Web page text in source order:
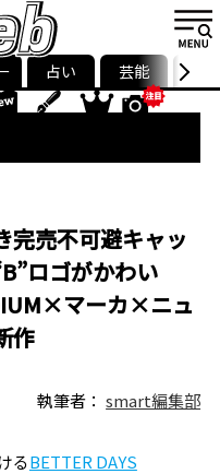
smart最新号
記事一覧ランキング
ストリ
占い 芸能 グル
完売不可避キャッ
ロゴがかわい
マーカ×ニュ
作
執筆者：smart編集部
るBETTER DAYS